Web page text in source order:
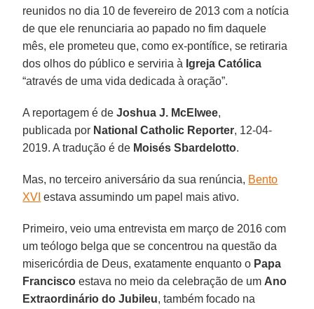
reunidos no dia 10 de fevereiro de 2013 com a notícia
de que ele renunciaria ao papado no fim daquele
mês, ele prometeu que, como ex-pontífice, se retiraria
dos olhos do público e serviria à Igreja Católica
“através de uma vida dedicada à oração”.
A reportagem é deJoshua J. McElwee,
publicada por National Catholic Reporter, 12-04-
2019. A tradução é de Moisés Sbardelotto.
Mas, no terceiro aniversário da sua renúncia, Bento
XVI estava assumindo um papel mais ativo.
Primeiro, veio uma entrevista em março de 2016 com
um teólogo belga que se concentrou na questão da
misericórdia de Deus, exatamente enquanto o Papa
Francisco estava no meio da celebração de um Ano
Extraordinário do Jubileu, também focado na